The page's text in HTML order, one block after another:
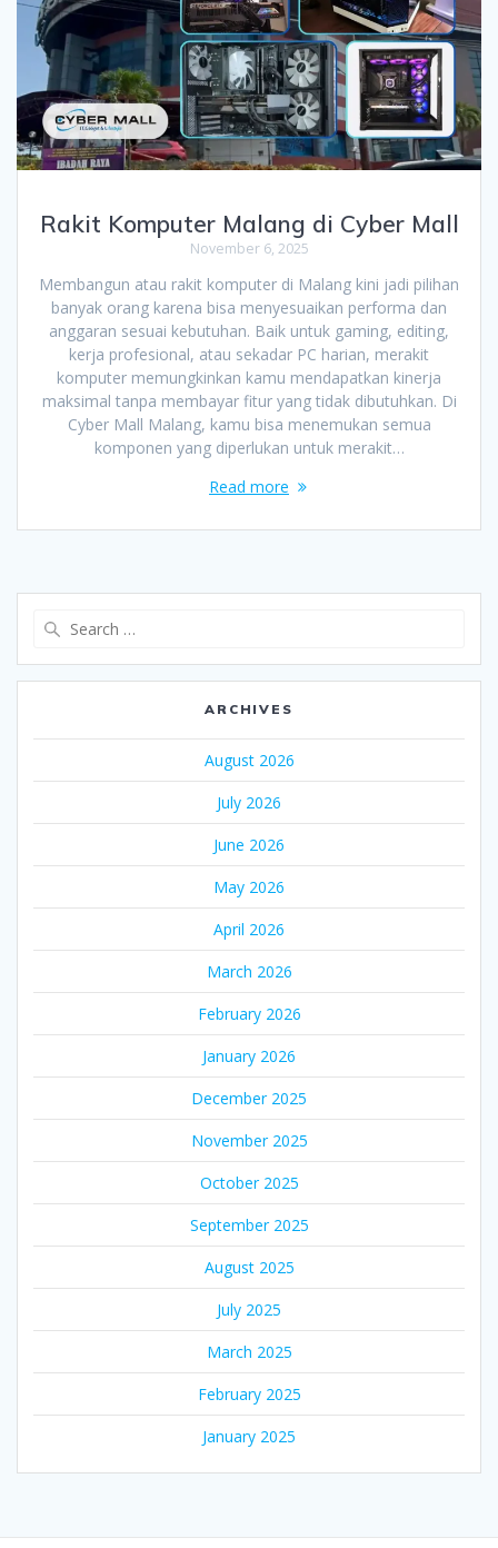
Rakit Komputer Malang di Cyber Mall
November 6, 2025
Membangun atau rakit komputer di Malang kini jadi pilihan
banyak orang karena bisa menyesuaikan performa dan
anggaran sesuai kebutuhan. Baik untuk gaming, editing,
kerja profesional, atau sekadar PC harian, merakit
komputer memungkinkan kamu mendapatkan kinerja
maksimal tanpa membayar fitur yang tidak dibutuhkan. Di
Cyber Mall Malang, kamu bisa menemukan semua
komponen yang diperlukan untuk merakit…
Read more
ARCHIVES
August 2026
July 2026
June 2026
May 2026
April 2026
March 2026
February 2026
January 2026
December 2025
November 2025
October 2025
September 2025
August 2025
July 2025
March 2025
February 2025
January 2025